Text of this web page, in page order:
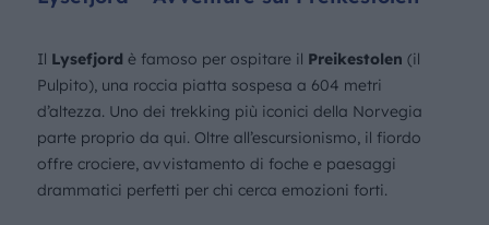
Il Lysefjord è famoso per ospitare il Preikestolen (il
Pulpito), una roccia piatta sospesa a 604 metri
d’altezza. Uno dei trekking più iconici della Norvegia
parte proprio da qui. Oltre all’escursionismo, il fiordo
offre crociere, avvistamento di foche e paesaggi
drammatici perfetti per chi cerca emozioni forti.